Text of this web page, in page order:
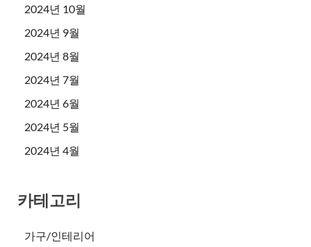
2024년 10월
2024년 9월
2024년 8월
2024년 7월
2024년 6월
2024년 5월
2024년 4월
카테고리
가구/인테리어